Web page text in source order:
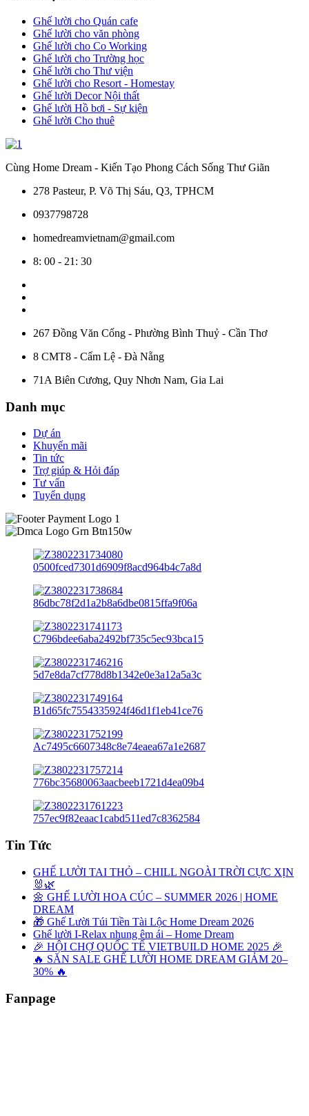
Ghế lười cho Quán cafe
Ghế lười cho văn phòng
Ghế lười cho Co Working
Ghế lười cho Trường học
Ghế lười cho Thư viện
Ghế lười cho Resort - Homestay
Ghế lười Decor Nội thất
Ghế lười Hồ bơi - Sự kiện
Ghế lười Cho thuê
Cùng Home Dream - Kiến Tạo Phong Cách Sống Thư Giãn
278 Pasteur, P. Võ Thị Sáu, Q3, TPHCM
0937798728
homedreamvietnam@gmail.com
8: 00 - 21: 30
267 Đồng Văn Cống - Phường Bình Thuỷ - Cần Thơ
8 CMT8 - Cẩm Lệ - Đà Nẵng
71A Biên Cương, Quy Nhơn Nam, Gia Lai
Danh mục
Dự án
Khuyến mãi
Tin tức
Trợ giúp & Hỏi đáp
Tư vấn
Tuyển dụng
Tin Tức
GHẾ LƯỜI TAI THỎ – CHILL NGOÀI TRỜI CỰC XỊN
🐰🌿
🌼 GHẾ LƯỜI HOA CÚC – SUMMER 2026 | HOME
DREAM
🎁 Ghế Lười Túi Tiền Tài Lộc Home Dream 2026
Ghế lười I-Relax nhung êm ái – Home Dream
🎉 HỘI CHỢ QUỐC TẾ VIETBUILD HOME 2025 🎉
🔥 SĂN SALE GHẾ LƯỜI HOME DREAM GIẢM 20–
30% 🔥
Fanpage